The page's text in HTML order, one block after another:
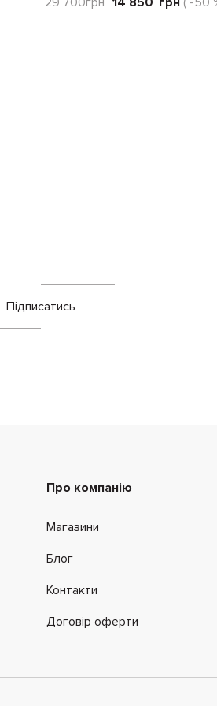
Підписатись
Про компанію
Магазини
Блог
Контакти
Договір оферти